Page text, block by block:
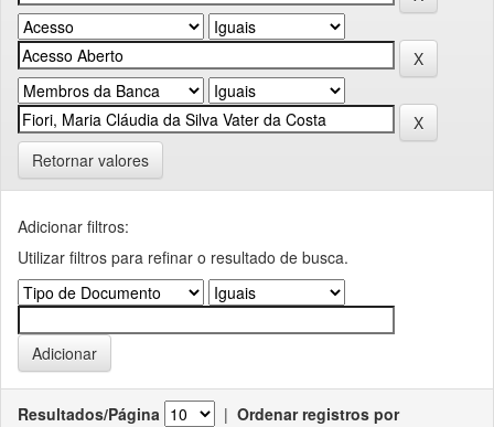
Retornar valores
Adicionar filtros:
Utilizar filtros para refinar o resultado de busca.
Resultados/Página | Ordenar registros por